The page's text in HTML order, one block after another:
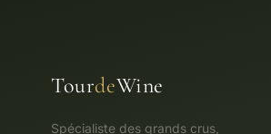
TourdeWine
Spécialiste des grands crus,